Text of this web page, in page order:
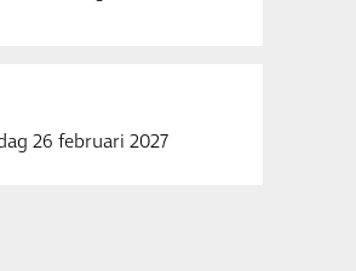
26 februari 2027